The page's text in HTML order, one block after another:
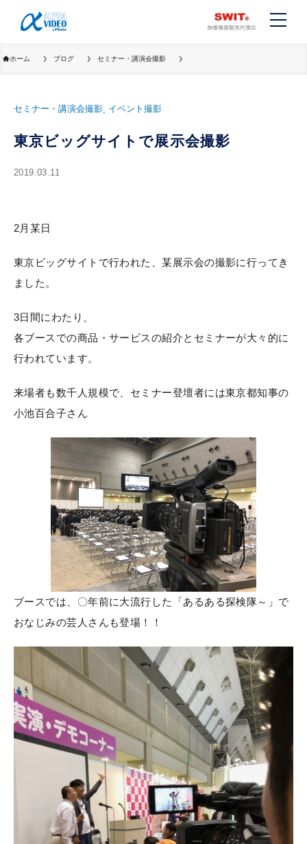
ホーム ブログ セミナー・講演会撮影
セミナー・講演会撮影 イベント撮影
東京ビッグサイトで展示会撮影
2019.03.11
2月某日
東京ビッグサイトで行われた、某展示会の撮影に行ってき
ました。
3日間にわたり、
各ブースでの商品・サービスの紹介とセミナーが大々的に
行われています。
来場者も数千人規模で、セミナー登壇者には東京都知事の
小池百合子さん
ブースでは、〇年前に大流行した「あるある探検隊～」で
おなじみの芸人さんも登場！！